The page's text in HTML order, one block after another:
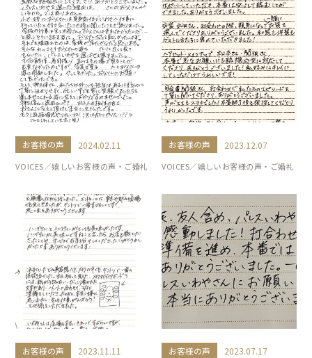
お客様の声 2024.02.11
VOICES／嬉しいお客様の声・ご婚礼
お客様の声 2023.12.07
VOICES／嬉しいお客様の声・ご婚礼
お客様の声 2023.11.11 お客様の声 2023.07.17